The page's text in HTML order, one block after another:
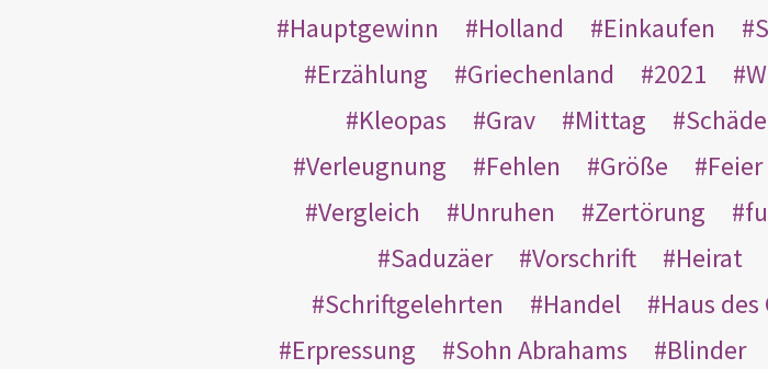
Hauptgewinn
Holland Einkaufen
Erzählung
Griechenland 2021
Kleopas
Grav Mittag
Verleugnung
Fehlen Größe Feier
Vergleich
Unruhen Zertörung
Saduzäer
Vorschrift Heirat
Schriftgelehrten
Handel Haus
Erpressung
Sohn Abrahams Blinder